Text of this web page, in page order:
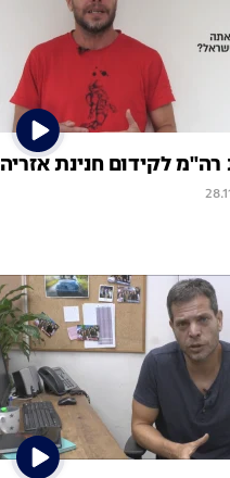
לקידום חנינת אזריה